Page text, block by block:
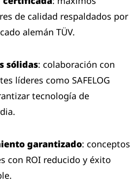
de calidad respaldados por
alemán TÜV.
sólidas: colaboración con
líderes como SAFELOG
tecnología de
garantizado: conceptos
con ROI reducido y éxito